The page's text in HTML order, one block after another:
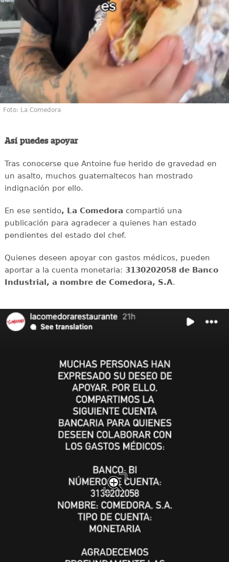
Foto: La Comedora
Así puedes apoyar
Tras conocerse que Antoine fue herido de gravedad en
un asalto, muchos guatemaltecos han mostrado
indignación por ello.
En ese sentido, La Comedora compartió una
publicación para agradecer a quienes han estado
pendientes del estado del chef.
Quienes deseen apoyar con gastos médicos, pueden
aportar a la cuenta monetaria: 3130202058 de Banco
Industrial, a nombre de Comedora, S.A.